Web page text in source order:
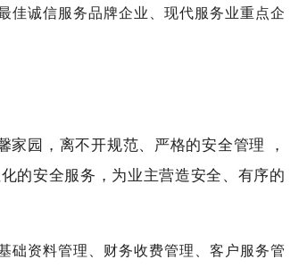
佳诚信服务品牌企业、现代服务业重点企
家园，离不开规范、严格的安全管理 ，
的安全服务，为业主营造安全、有序的
础资料管理、财务收费管理、客户服务管